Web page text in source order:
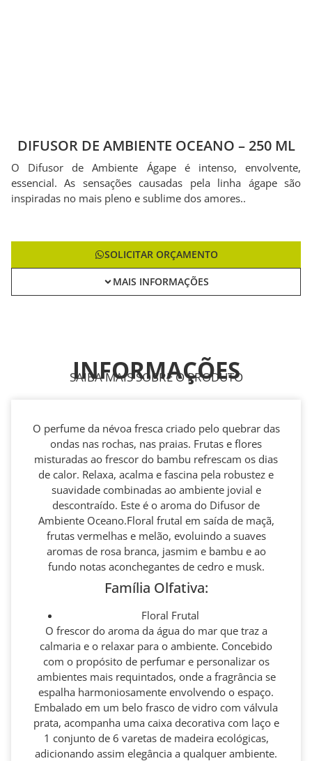
DIFUSOR DE AMBIENTE OCEANO – 250 ML
O Difusor de Ambiente Ágape é intenso, envolvente,
essencial. As sensações causadas pela linha ágape são
inspiradas no mais pleno e sublime dos amores..
SOLICITAR ORÇAMENTO
MAIS INFORMAÇÕES
INFORMAÇÕES
SAIBA MAIS SOBRE O PRODUTO
O perfume da névoa fresca criado pelo quebrar das
ondas nas rochas, nas praias. Frutas e flores
misturadas ao frescor do bambu refrescam os dias
de calor. Relaxa, acalma e fascina pela robustez e
suavidade combinadas ao ambiente jovial e
descontraído. Este é o aroma do Difusor de
Ambiente Oceano.Floral frutal em saída de maçã,
frutas vermelhas e melão, evoluindo a suaves
aromas de rosa branca, jasmim e bambu e ao
fundo notas aconchegantes de cedro e musk.
Família Olfativa:
Floral Frutal
O frescor do aroma da água do mar que traz a
calmaria e o relaxar para o ambiente. Concebido
com o propósito de perfumar e personalizar os
ambientes mais requintados, onde a fragrância se
espalha harmoniosamente envolvendo o espaço.
Embalado em um belo frasco de vidro com válvula
prata, acompanha uma caixa decorativa com laço e
1 conjunto de 6 varetas de madeira ecológicas,
adicionando assim elegância a qualquer ambiente.